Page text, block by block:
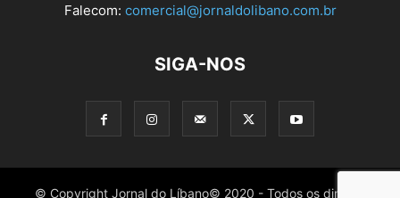
Falecom: comercial@jornaldolibano.com.br
SIGA-NOS
© Copyright Jornal do Líbano© 2020 - Todos os direitos